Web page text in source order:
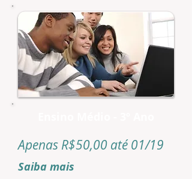
Apenas R$50,00 até 01/19
Saiba mais